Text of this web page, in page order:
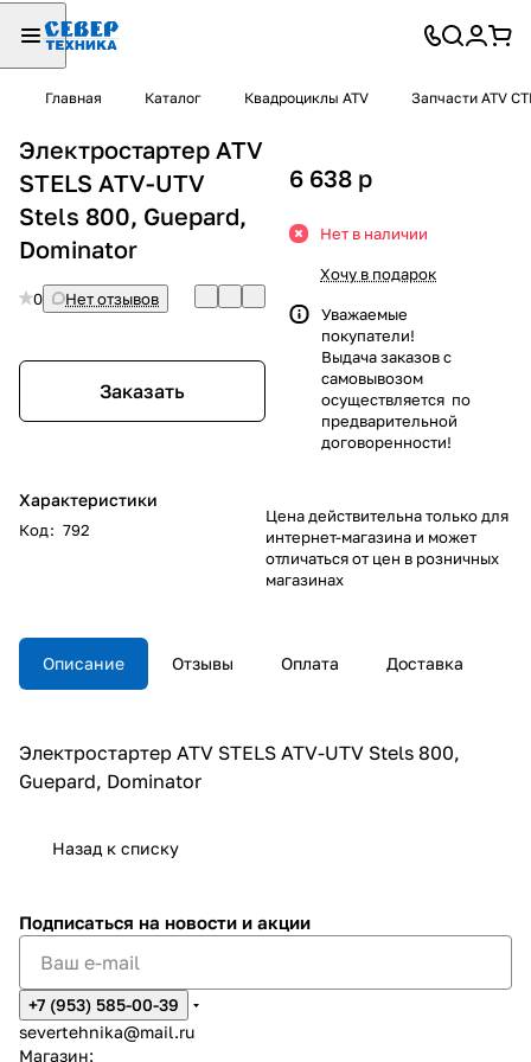
Главная Каталог Квадроциклы ATV Запчасти ATV
Электростартер ATV
STELS ATV-UTV
Stels 800, Guepard,
Dominator
0 Нет отзывов
Заказать
Характеристики
Код: 792
6 638 p
Нет в наличии
Хочу в подарок
Уважаемые
покупатели!
Выдача заказов с
самовывозом
осуществляется по
предварительной
договоренности!
Цена действительна только для
интернет-магазина и может
отличаться от цен в розничных
магазинах
Описание Отзывы Оплата Доставка
Электростартер ATV STELS ATV-UTV Stels 800,
Guepard, Dominator
Назад к списку
Подписаться на новости и акции
+7 (953) 585-00-39
severtehnika@mail.ru
Магазин: